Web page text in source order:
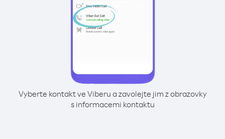
Vyberte kontakt ve Viberu a zavolejte jim z obrazovky
s informacemi kontaktu